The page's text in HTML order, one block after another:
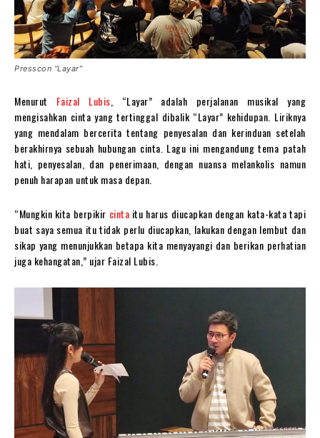
Presscon “Layar”
Menurut Faizal Lubis , “Layar” adalah perjalanan musikal yang
mengisahkan cinta yang tertinggal dibalik “Layar” kehidupan. Liriknya
yang mendalam bercerita tentang penyesalan dan kerinduan setelah
berakhirnya sebuah hubungan cinta. Lagu ini mengandung tema patah
hati, penyesalan, dan penerimaan, dengan nuansa melankolis namun
penuh harapan untuk masa depan.
“Mungkin kita berpikir cinta itu harus diucapkan dengan kata-kata tapi
buat saya semua itu tidak perlu diucapkan, lakukan dengan lembut dan
sikap yang menunjukkan betapa kita menyayangi dan berikan perhatian
juga kehangatan,” ujar Faizal Lubis.